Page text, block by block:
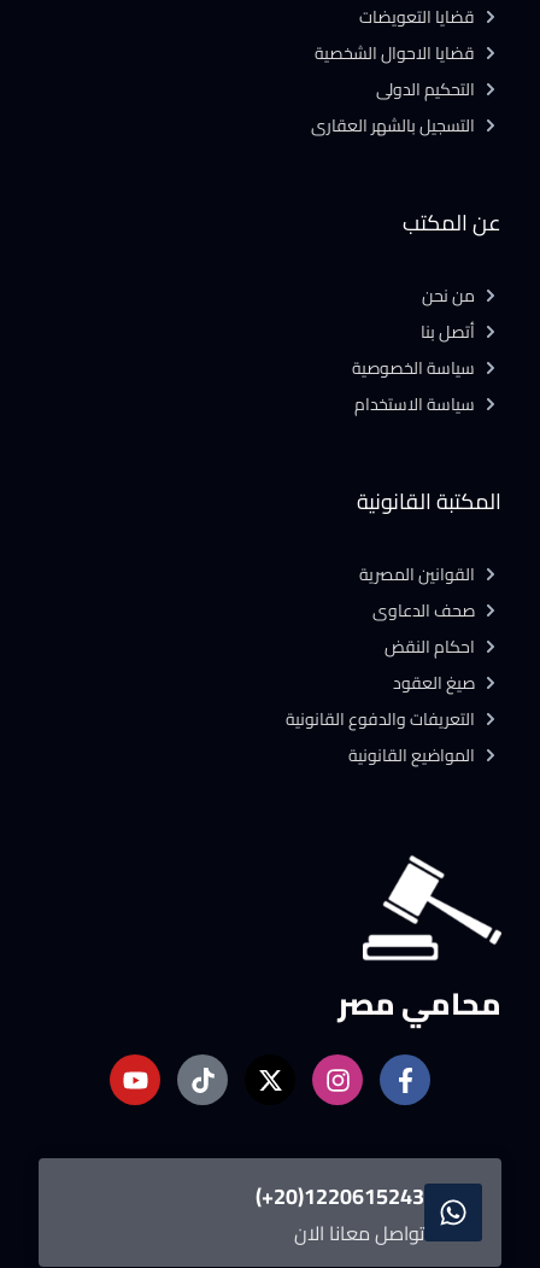
محامي مصر
1220615243(20+)
تواصل معانا الان
المكتبة القانونية
القوانين المصرية
صحف الدعاوى
احكام النقض
صيغ العقود
التعريفات والدفوع القانونية
المواضيع القانونية
عن المكتب
من نحن
أتصل بنا
سياسة الخصوصية
سياسة الاستخدام
قضايا التعويضات
قضايا الاحوال الشخصية
التحكيم الدولى
التسجيل بالشهر العقارى